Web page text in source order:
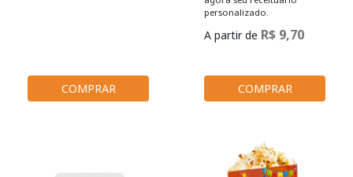
COMPRAR
personalizado.
A partir de R$ 9,70
COMPRAR